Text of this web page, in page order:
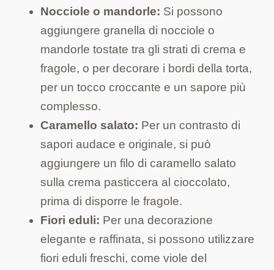
Nocciole o mandorle: Si possono
aggiungere granella di nocciole o
mandorle tostate tra gli strati di crema e
fragole, o per decorare i bordi della torta,
per un tocco croccante e un sapore più
complesso.
Caramello salato: Per un contrasto di
sapori audace e originale, si può
aggiungere un filo di caramello salato
sulla crema pasticcera al cioccolato,
prima di disporre le fragole.
Fiori eduli: Per una decorazione
elegante e raffinata, si possono utilizzare
fiori eduli freschi, come viole del